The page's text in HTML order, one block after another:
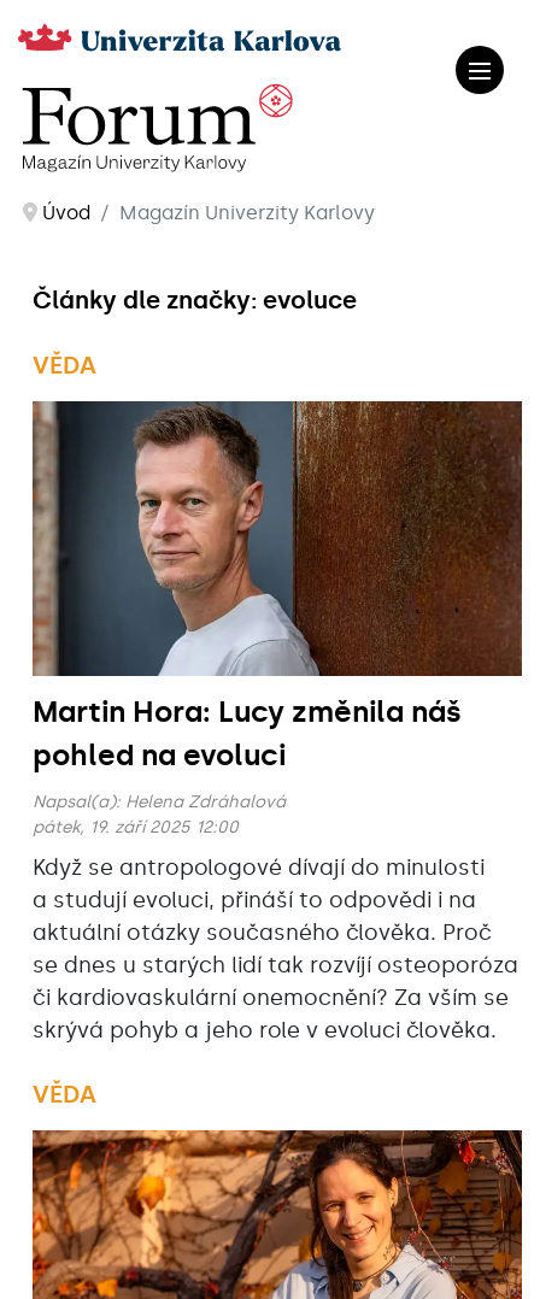
Úvod Magazín Univerzity Karlovy
Články dle značky: evoluce
VĚDA
Martin Hora: Lucy změnila náš
pohled na evoluci
Napsal(a): Helena Zdráhalová
pátek, 19. září 2025 12:00
Když se antropologové dívají do minulosti
a studují evoluci, přináší to odpovědi i na
aktuální otázky současného člověka. Proč
se dnes u starých lidí tak rozvíjí osteoporóza
či kardiovaskulární onemocnění? Za vším se
skrývá pohyb a jeho role v evoluci člověka.
VĚDA